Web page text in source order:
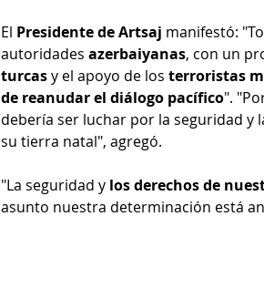
El Presidente de Artsaj manifestó:
autoridades azerbaiyanas, con un
turcas y el apoyo de los terroristas
de reanudar el diálogo pacífico".
debería ser luchar por la seguridad y
su tierra natal", agregó.
"La seguridad y los derechos de
asunto nuestra determinación está